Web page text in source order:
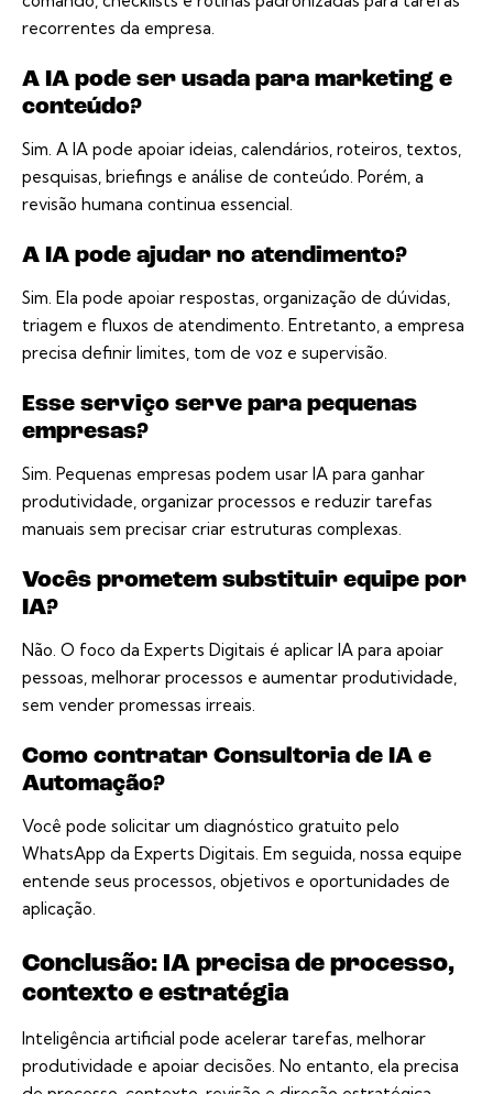
recorrentes da empresa.
A IA pode ser usada para marketing e
conteúdo?
Sim. A IA pode apoiar ideias, calendários, roteiros, textos,
pesquisas, briefings e análise de conteúdo. Porém, a
revisão humana continua essencial.
A IA pode ajudar no atendimento?
Sim. Ela pode apoiar respostas, organização de dúvidas,
triagem e fluxos de atendimento. Entretanto, a empresa
precisa definir limites, tom de voz e supervisão.
Esse serviço serve para pequenas
empresas?
Sim. Pequenas empresas podem usar IA para ganhar
produtividade, organizar processos e reduzir tarefas
manuais sem precisar criar estruturas complexas.
Vocês prometem substituir equipe por
IA?
Não. O foco da Experts Digitais é aplicar IA para apoiar
pessoas, melhorar processos e aumentar produtividade,
sem vender promessas irreais.
Como contratar Consultoria de IA e
Automação?
Você pode solicitar um diagnóstico gratuito pelo
WhatsApp da Experts Digitais. Em seguida, nossa equipe
entende seus processos, objetivos e oportunidades de
aplicação.
Conclusão: IA precisa de processo,
contexto e estratégia
Inteligência artificial pode acelerar tarefas, melhorar
produtividade e apoiar decisões. No entanto, ela precisa